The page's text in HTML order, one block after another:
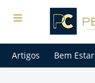
Artigos Bem Estar